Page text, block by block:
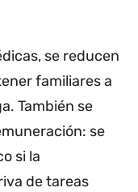
se reducen
familiares a
También se
se
si la
de tareas